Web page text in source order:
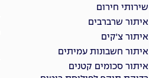
שירותי חירום
איתור שרברבים
איתור צ'קים
איתור חשבונות עמיתים
איתור סכומים קטנים